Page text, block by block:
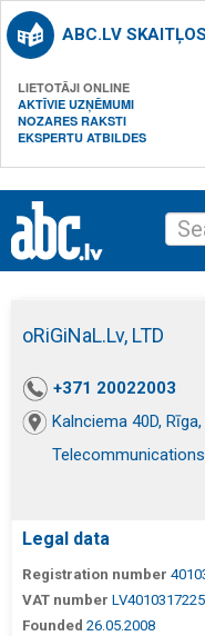
ABC.LV SKAITĻOS
LIETOTĀJI ONLINE
AKTĪVIE UZŅĒMUMI
NOZARES RAKSTI
EKSPERTU ATBILDES
oRiGiNaL.Lv, LTD
+371 20022003
Kalnciema 40D,
Telecommunications
Legal data
Registration number
VAT number
Founded 26.05.2008